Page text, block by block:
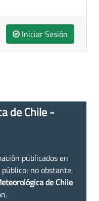
Iniciar Sesión
de Chile -
publicados en
no obstante,
de Chile